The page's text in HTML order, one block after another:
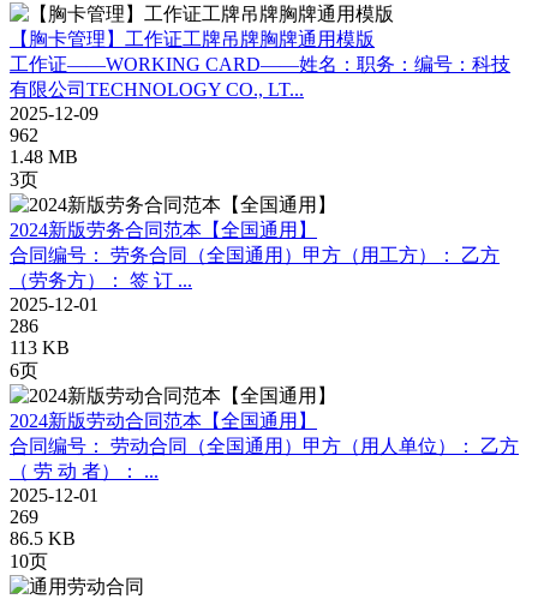
【胸卡管理】工作证工牌吊牌胸牌通用模版
工作证——WORKING CARD——姓名：职务：编号：科技
有限公司TECHNOLOGY CO., LT...
2025-12-09
962
1.48 MB
3页
2024新版劳务合同范本【全国通用】
合同编号： 劳务合同（全国通用）甲方（用工方）： 乙方
（劳务方）： 签 订 ...
2025-12-01
286
113 KB
6页
2024新版劳动合同范本【全国通用】
合同编号： 劳动合同（全国通用）甲方（用人单位）： 乙方
（ 劳 动 者）： ...
2025-12-01
269
86.5 KB
10页